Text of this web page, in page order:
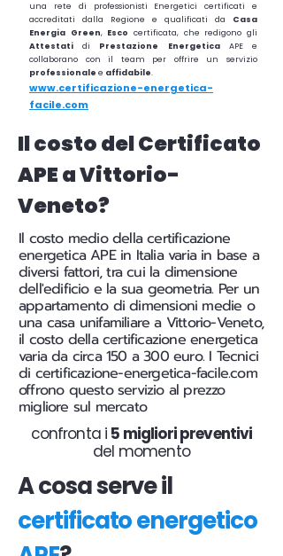
una rete di professionisti Energetici certificati e
accreditati dalla Regione e qualificati da Casa
Energia Green, Escocertificata, che redigono gli
Attestatidi Prestazione EnergeticaAPE e
collaborano con il team per offrire un servizio
professionale e affidabile.
www.certificazione-energetica-
facile.com
Il costo del Certificato
APE a Vittorio-
Veneto?
Il costo medio della certificazione
energetica APE in Italia varia in base a
diversi fattori, tra cui la dimensione
dell'edificio e la sua geometria. Per un
appartamento di dimensioni medie o
una casa unifamiliare a Vittorio-Veneto,
il costo della certificazione energetica
varia da circa 150 a 300 euro. I Tecnici
di certificazione-energetica-facile.com
offrono questo servizio al prezzo
migliore sul mercato
confronta i 5 migliori preventivi
del momento
A cosa serve il
certificato energetico